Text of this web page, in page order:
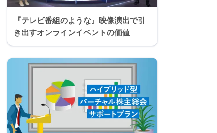
『テレビ番組のような』映像演出で引
き出すオンラインイベントの価値